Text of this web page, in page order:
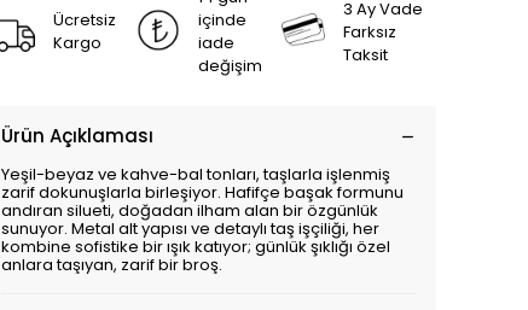
Ücretsiz
Kargo
içinde
iade
değişim
3 Ay Vade
Farksız
Taksit
Ürün Açıklaması
Yeşil-beyaz ve kahve-bal tonları, taşlarla işlenmiş
zarif dokunuşlarla birleşiyor. Hafifçe başak formunu
andıran silueti, doğadan ilham alan bir özgünlük
sunuyor. Metal alt yapısı ve detaylı taş işçiliği, her
kombine sofistike bir ışık katıyor; günlük şıklığı özel
anlara taşıyan, zarif bir broş.